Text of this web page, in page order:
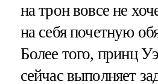
на трон вовсе не
на себя почетную
Более того, принц
сейчас выполняет